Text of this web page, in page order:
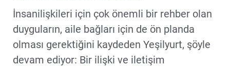
İnsanilişkileri için çok önemli bir rehber olan
duyguların, aile bağları için de ön planda
olması gerektiğini kaydeden Yeşilyurt, şöyle
devam ediyor: Bir ilişki ve iletişim